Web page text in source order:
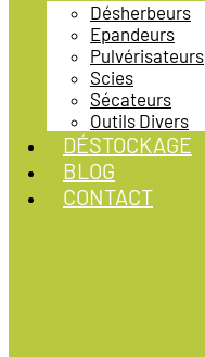
Désherbeurs
Epandeurs
Pulvérisateurs
Scies
Sécateurs
Outils Divers
DÉSTOCKAGE
BLOG
CONTACT